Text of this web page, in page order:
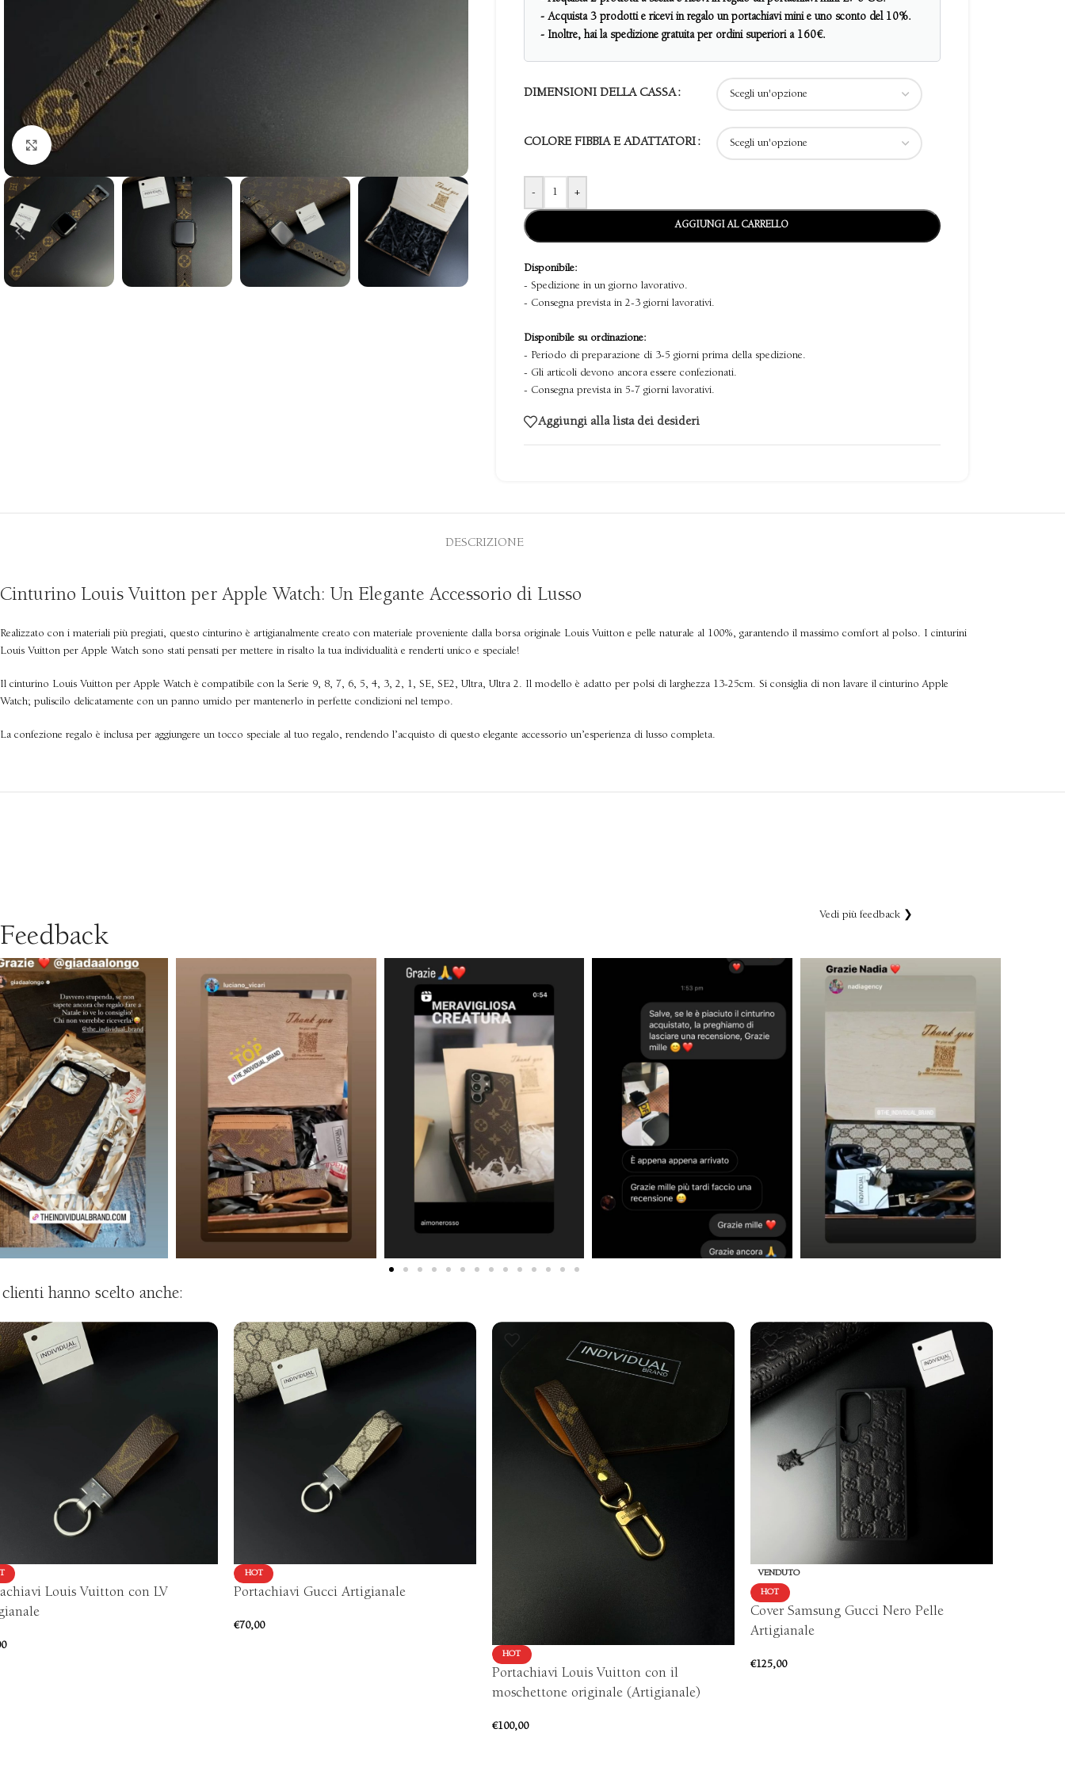
clicca per ingrandire
- Acquista 3 prodotti e ricevi in regalo un portachiavi mini e uno sconto del 10%.
- Inoltre, hai la spedizione gratuita per ordini superiori a 160€.
DIMENSIONI DELLA CASSA
COLORE FIBBIA E ADATTATORI
- +
AGGIUNGI AL CARRELLO
Disponibile:
- Spedizione in un giorno lavorativo.
- Consegna prevista in 2-3 giorni lavorativi.
Disponibile su ordinazione:
- Periodo di preparazione di 3-5 giorni prima della spedizione.
- Gli articoli devono ancora essere confezionati.
- Consegna prevista in 5-7 giorni lavorativi.
Aggiungi alla lista dei desideri
DESCRIZIONE
Cinturino Louis Vuitton per Apple Watch: Un Elegante Accessorio di Lusso
Realizzato con i materiali più pregiati, questo cinturino è artigianalmente creato con materiale proveniente dalla borsa originale Louis Vuitton e pelle naturale al 100%, garantendo il massimo comfort al polso. I cinturini
Louis Vuitton per Apple Watch sono stati pensati per mettere in risalto la tua individualità e renderti unico e speciale!
Il cinturino Louis Vuitton per Apple Watch è compatibile con la Serie 9, 8, 7, 6, 5, 4, 3, 2, 1, SE, SE2, Ultra, Ultra 2. Il modello è adatto per polsi di larghezza 13-25cm. Si consiglia di non lavare il cinturino Apple
Watch; puliscilo delicatamente con un panno umido per mantenerlo in perfette condizioni nel tempo.
La confezione regalo è inclusa per aggiungere un tocco speciale al tuo regalo, rendendo l’acquisto di questo elegante accessorio un’esperienza di lusso completa.
Feedback
Vedi più feedback ❯
hanno scelto anche:
Louis Vuitton con LV
HOT
Portachiavi Gucci Artigianale
€70,00
HOT
Portachiavi Louis Vuitton con il
moschettone originale (Artigianale)
€100,00
VENDUTO
HOT
Cover Samsung Gucci Nero Pelle
Artigianale
€125,00